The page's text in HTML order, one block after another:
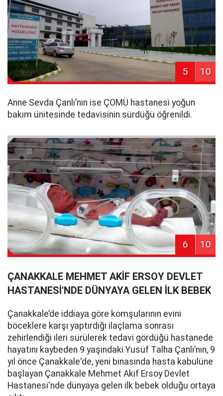
5 10
Anne Sevda Çanlı’nın ise ÇOMÜ hastanesi yoğun
bakım ünitesinde tedavisinin sürdüğü öğrenildi.
6 10
ÇANAKKALE MEHMET AKİF ERSOY DEVLET
HASTANESİ'NDE DÜNYAYA GELEN İLK BEBEK
Çanakkale’de iddiaya göre komşularının evini
böceklere karşı yaptırdığı ilaçlama sonrası
zehirlendiği ileri sürülerek tedavi gördüğü hastanede
hayatını kaybeden 9 yaşındaki Yusuf Talha Çanlı’nın, 9
yıl önce Çanakkale'de, yeni binasında hasta kabulüne
başlayan Çanakkale Mehmet Akif Ersoy Devlet
Hastanesi'nde dünyaya gelen ilk bebek olduğu ortaya